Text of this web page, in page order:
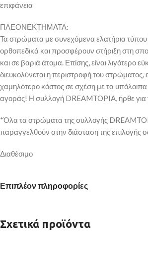
επιφάνεια
ΠΛΕΟΝΕΚΤΗΜΑΤΑ:
Τα στρώματα με συνεχόμενα ελατήρια τύπου
ορθοπεδικά και προσφέρουν στήριξη στη
και σε βαριά άτομα. Επίσης, είναι λιγότερο
διευκολύνεται η περιστροφή του στρώματος,
χαμηλότερο κόστος σε σχέση με τα
αγοράς! Η συλλογή DREAMTOPIA, ήρθε
*Όλα τα στρώματα της συλλογής
παραγγελθούν στην διάσταση της επιλογής
Διαθέσιμο
Επιπλέον πληροφορίες
Σχετικά προϊόντα